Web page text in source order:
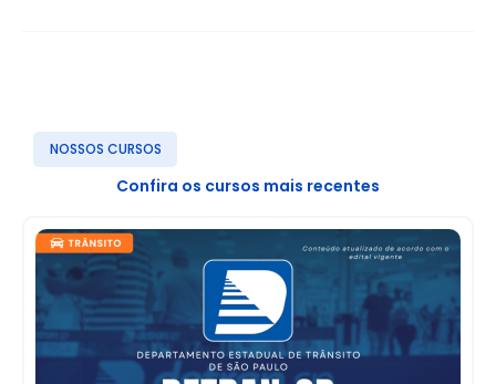
NOSSOS CURSOS
Confira os cursos mais recentes